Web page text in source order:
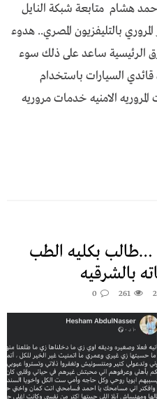
هشام متابعة شبكة النايل
بالتليفزيون المصري.. هدوء
الرئيسية ساعد على ذلك سوء
السيارات باستخدام
المروريه الامنيه خدمات مروريه
بكليه الطب
بالشرقيه
261
0